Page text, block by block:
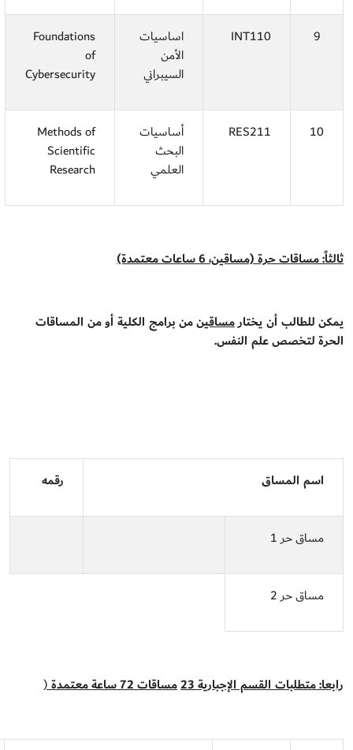
9
INT110
اساسيات
الأمن
السيبراني
Foundations
of
Cybersecurity
10
RES211
أساسيات
البحث
العلمي
Methods of
Scientific
Research
ثالثاً:مساقات حرة (مساقين، 6 ساعات معتمدة)
يمكنللطالب أن يختارمساقينمن برامج الكلية أو من المساقات
الحرة لتخصص علم النفس.
اسم المساق رقمه
مساق حر 1
مساق حر 2
رابعا: متطلبات القسم الإجبارية23مساقات72ساعة معتمدة(